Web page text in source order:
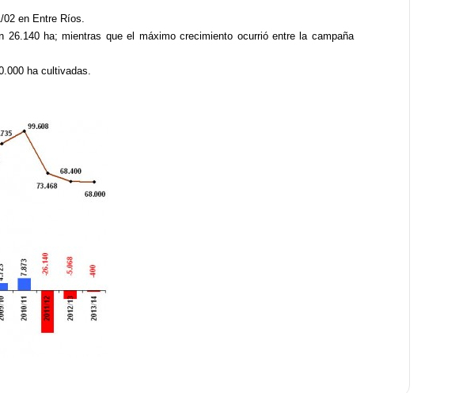
02 en Entre Ríos.
ha; mientras que el máximo crecimiento ocurrió entre la campaña
ha cultivadas.